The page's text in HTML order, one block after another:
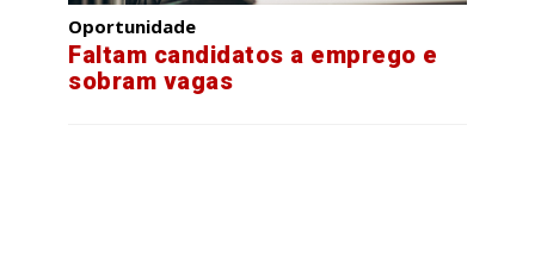
Oportunidade
Faltam candidatos a emprego e
sobram vagas